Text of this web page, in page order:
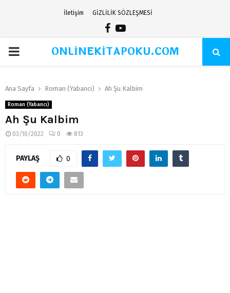
İletişim GİZLİLİK SÖZLEŞMESİ
Facebook
Youtube
PRIMARYONLİNEKİTAPOKU.COM
Ana Sayfa Roman (Yabancı) Ah Şu Kalbim
Roman (Yabancı)
Ah Şu Kalbim
03/10/2022 0 813
PAYLAŞ 0